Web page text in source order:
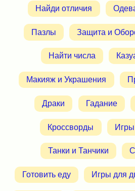
Найди отличия
Пазлы Защита и
Найти числа
Макияж и Украшения
Драки Гадание
Кроссворды
Танки и Танчики
Готовить еду Игры для